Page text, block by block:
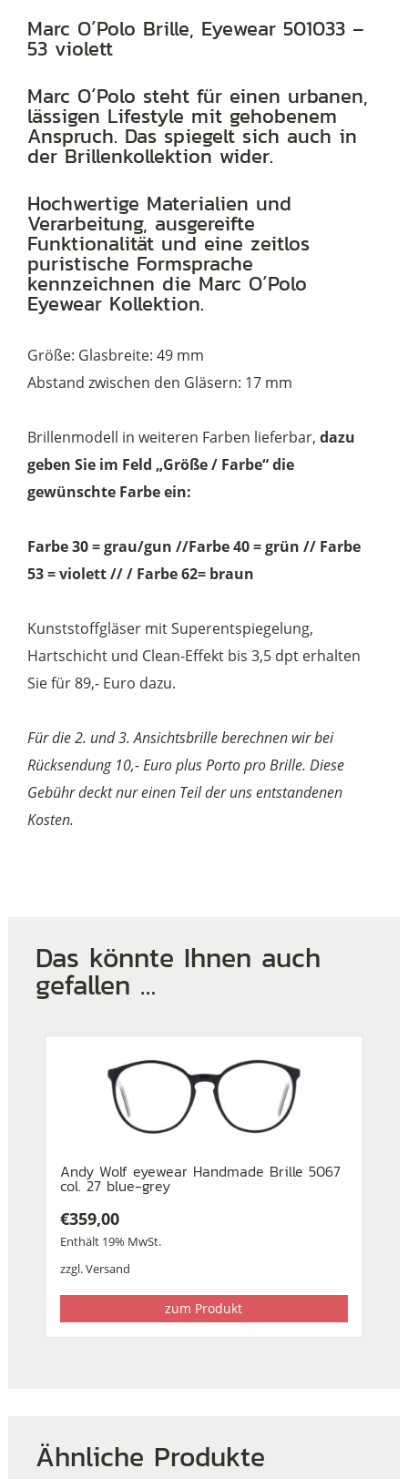
Eyewear
53
violett
Menge
Marc O´Polo Brille, Eyewear 501033 –
53 violett
Marc O´Polo steht für einen urbanen,
lässigen Lifestyle mit gehobenem
Anspruch. Das spiegelt sich auch in
der Brillenkollektion wider.
Hochwertige Materialien und
Verarbeitung, ausgereifte
Funktionalität und eine zeitlos
puristische Formsprache
kennzeichnen die Marc O´Polo
Eyewear Kollektion.
Größe: Glasbreite: 49 mm
Abstand zwischen den Gläsern: 17 mm
Brillenmodell in weiteren Farben lieferbar,dazu
geben Sie im Feld „Größe / Farbe“ die
gewünschte Farbe ein:
Farbe 30 = grau/gun //Farbe 40 = grün // Farbe
53 = violett // / Farbe 62= braun
Kunststoffgläser mit Superentspiegelung,
Hartschicht und Clean-Effekt bis 3,5 dpt erhalten
Sie für 89,- Euro dazu.
Für die 2. und 3. Ansichtsbrille berechnen wir bei
Rücksendung 10,- Euro plus Porto pro Brille. Diese
Gebühr deckt nur einen Teil der uns entstandenen
Kosten.
Das könnte Ihnen auch
gefallen …
Andy Wolf eyewear Handmade Brille 5067
col. 27 blue-grey
€359,00
Enthält 19% MwSt.
zzgl.Versand
zum Produkt
Ähnliche Produkte